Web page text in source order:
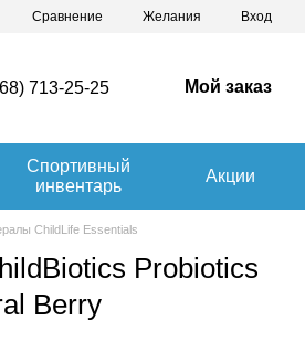
Сравнение Желания Вход
713-25-25 Мой заказ
Спортивный
инвентарь
Акции
ChildLife Essentials
Probiotics
Berry